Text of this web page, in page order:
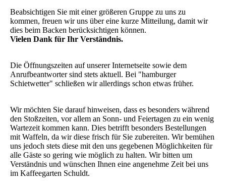
Beabsichtigen Sie mit einer größeren Gruppe zu uns zu
kommen, freuen wir uns über eine kurze Mitteilung, damit wir
dies beim Backen berücksichtigen können.
Vielen Dank für Ihr Verständnis.
Die Öffnungszeiten auf unserer Internetseite sowie dem
Anrufbeantworter sind stets aktuell. Bei "hamburger
Schietwetter" schließen wir allerdings schon etwas früher.
Wir möchten Sie darauf hinweisen, dass es besonders während
den Stoßzeiten, vor allem an Sonn- und Feiertagen zu ein wenig
Wartezeit kommen kann. Dies betrifft besonders Bestellungen
mit Waffeln, da wir diese frisch für Sie zubereiten. Wir bemühen
uns jedoch stets diese mit den uns gegebenen Möglichkeiten für
alle Gäste so gering wie möglich zu halten. Wir bitten um
Verständnis und wünschen Ihnen eine angenehme Zeit bei uns
im Kaffeegarten Schuldt.